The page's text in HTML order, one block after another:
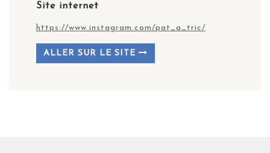
Site internet
https://www.instagram.com/pat_a_tric/
ALLER SUR LE SITE